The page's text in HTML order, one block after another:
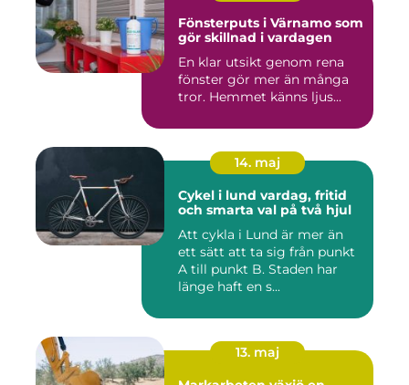
Fönsterputs i Värnamo som
gör skillnad i vardagen
En klar utsikt genom rena
fönster gör mer än många
tror. Hemmet känns ljus...
14. maj
Cykel i lund vardag, fritid
och smarta val på två hjul
Att cykla i Lund är mer än
ett sätt att ta sig från punkt
A till punkt B. Staden har
länge haft en s...
13. maj